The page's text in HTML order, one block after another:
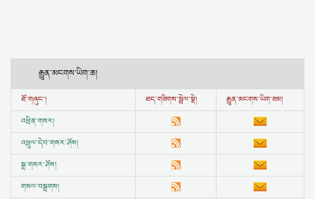
རྒྱུན་མངགས་ཡིག་ཆ།
ཐོ་གཞུང་། ཐད་གཟིགས་སྦྲེལ་སྣེ།
རྒྱུན་མངགས་ཡིག་ཟམ།
འཕྲིན་གསར།
འཕྲུལ་དེབ་གསར་ཤོས།
སྒྲ་གསར་ཤོས།
གསལ་བསྒྲགས།